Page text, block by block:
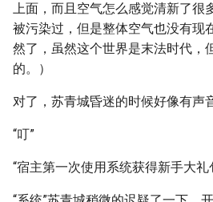
上面，而且空气怎么感觉清新了很
被污染过，但是整体空气也没有现
然了，虽然这个世界是末法时代，
的。）
对了，苏青城昏迷的时候好像有声
“叮”
“宿主第一次使用系统获得新手大礼